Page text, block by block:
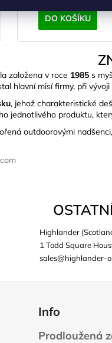
DO KOŠÍKU
založena v roce 1985 s
hlavní misí firmy, při
, jehož charakteristické
jednotlivého produktu,
outdoorovými
Highlander
1 Todd Square
sales@highlander-
Info
Prodloužená